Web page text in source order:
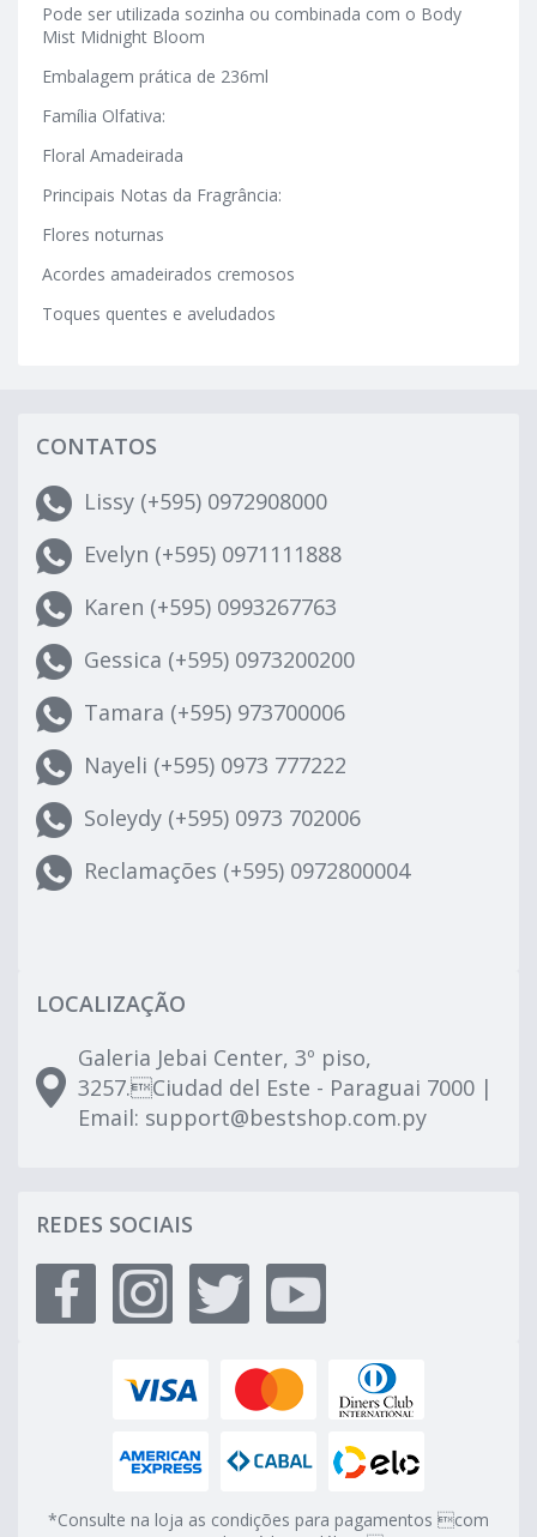
Pode ser utilizada sozinha ou combinada com o Body
Mist Midnight Bloom
Embalagem prática de 236ml
Família Olfativa:
Floral Amadeirada
Principais Notas da Fragrância:
Flores noturnas
Acordes amadeirados cremosos
Toques quentes e aveludados
CONTATOS
Lissy (+595) 0972908000
Evelyn (+595) 0971111888
Karen (+595) 0993267763
Gessica (+595) 0973200200
Tamara (+595) 973700006
Nayeli (+595) 0973 777222
Soleydy (+595) 0973 702006
Reclamações (+595) 0972800004
LOCALIZAÇÃO
Galeria Jebai Center, 3º piso,
3257.Ciudad del Este - Paraguai 7000 |
Email: support@bestshop.com.py
REDES SOCIAIS
*Consulte na loja as condições para pagamentos com